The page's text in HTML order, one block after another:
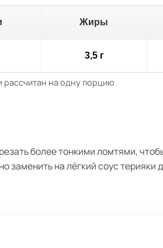
Жиры
3,5 г
рассчитан на одну порцию
более тонкими ломтями,
заменить на лёгкий соус терияки